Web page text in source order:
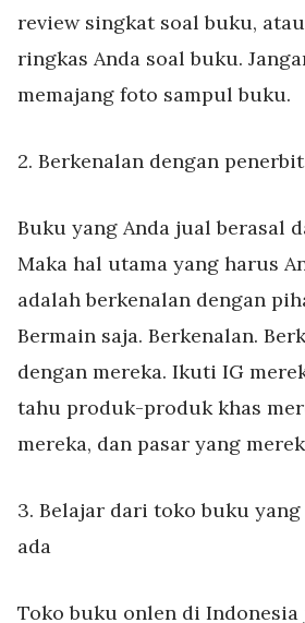
review singkat soal buku,
ringkas Anda soal buku.
memajang foto sampul buku.
2. Berkenalan dengan penerbit
Buku yang Anda jual berasal
Maka hal utama yang harus
adalah berkenalan dengan
Bermain saja. Berkenalan.
dengan mereka. Ikuti IG
tahu produk-produk khas
mereka, dan pasar yang
3. Belajar dari toko buku
ada
Toko buku onlen di